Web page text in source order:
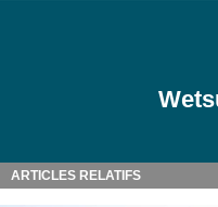
ARTICLES RELATIFS